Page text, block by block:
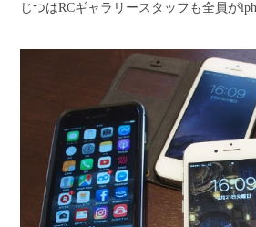
じつはRCギャラリースタッフも全員が